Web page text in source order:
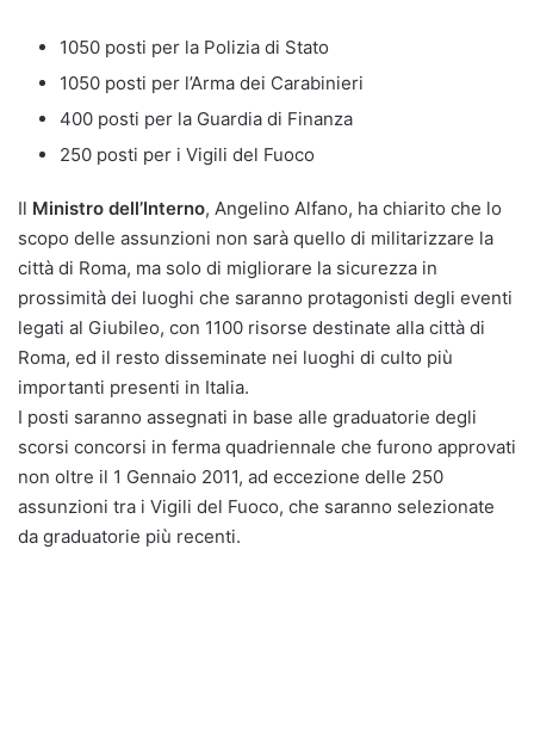
1050 posti per la Polizia di Stato
1050 posti per l’Arma dei Carabinieri
400 posti per la Guardia di Finanza
250 posti per i Vigili del Fuoco
Il Ministro dell’Interno, Angelino Alfano, ha chiarito che lo
scopo delle assunzioni non sarà quello di militarizzare la
città di Roma, ma solo di migliorare la sicurezza in
prossimità dei luoghi che saranno protagonisti degli eventi
legati al Giubileo, con 1100 risorse destinate alla città di
Roma, ed il resto disseminate nei luoghi di culto più
importanti presenti in Italia.
I posti saranno assegnati in base alle graduatorie degli
scorsi concorsi in ferma quadriennale che furono approvati
non oltre il 1 Gennaio 2011, ad eccezione delle 250
assunzioni tra i Vigili del Fuoco, che saranno selezionate
da graduatorie più recenti.